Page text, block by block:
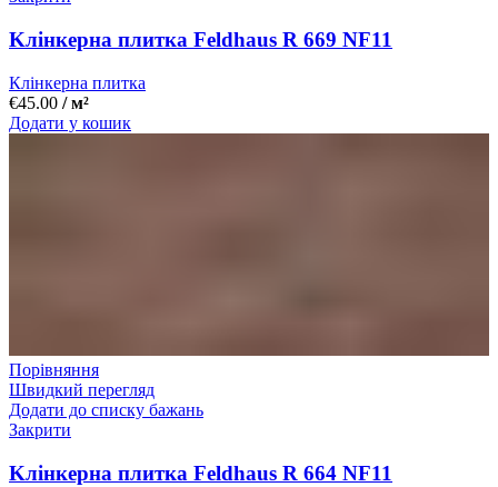
Kлінкерна плитка Feldhaus R 669 NF11
Клінкерна плитка
€45.00 / м²
Додати у кошик
Порівняння
Швидкий перегляд
Додати до списку бажань
Закрити
Kлінкерна плитка Feldhaus R 664 NF11